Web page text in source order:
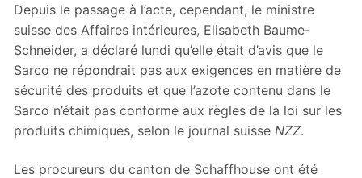
Depuis le passage à l’acte, cependant, le ministre
suisse des Affaires intérieures, Elisabeth Baume-
Schneider, a déclaré lundi qu’elle était d’avis que le
Sarco ne répondrait pas aux exigences en matière de
sécurité des produits et que l’azote contenu dans le
Sarco n’était pas conforme aux règles de la loi sur les
produits chimiques, selon le journal suisse NZZ.
Les procureurs du canton de Schaffhouse ont été